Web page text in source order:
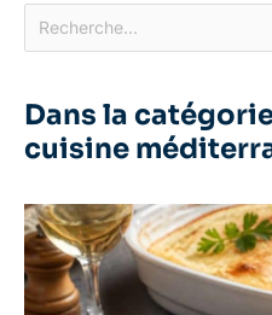
Dans la
cuisine